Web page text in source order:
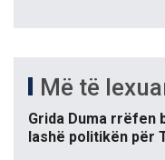
Më të
Grida Duma rrëfen
lashë politikën për